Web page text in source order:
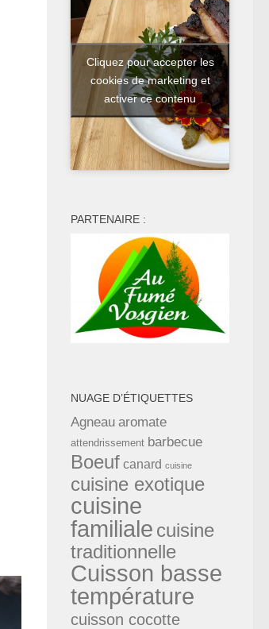
Cliquez pour accepter les
cookies de marketing et
activer ce contenu
PARTENAIRE :
NUAGE D’ÉTIQUETTES
Agneau aromate
attendrissement barbecue
Boeuf canard cuisine
cuisine exotique
cuisine
familiale cuisine
traditionnelle
Cuisson basse
température
cuisson cocotte